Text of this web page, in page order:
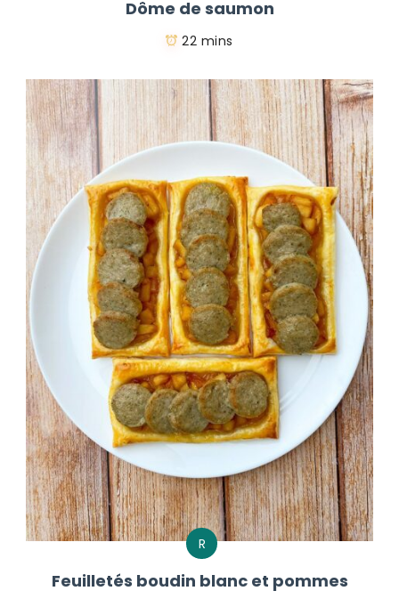
Dôme de saumon
22 mins
R
Feuilletés boudin blanc et pommes